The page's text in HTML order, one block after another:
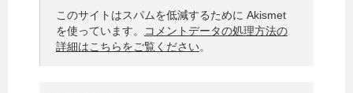
このサイトはスパムを低減するために Akismet
を使っています。
コメントデータの処理方法の
詳細はこちらをご覧ください。